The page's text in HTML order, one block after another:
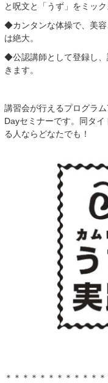
と呪文と「うず」をミッ
◆カンタンな体操で、美
は絶大。
◆公認講師として登録し
きます。
講習会が行えるプログラ
Dayセミナーです。同タ
る人ならどなたでも！
＊＊＊＊＊＊＊＊＊＊＊